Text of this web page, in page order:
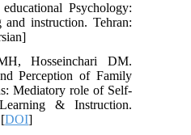
Psychology:
and instruction. Tehran:
Hosseinchari DM.
Perception of Family
Mediatory role of Self-
& Instruction.
[DOI